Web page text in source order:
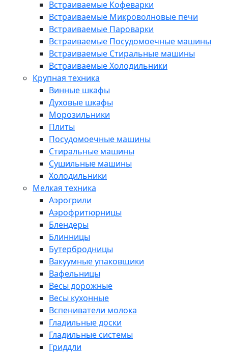
Встраиваемые Кофеварки
Встраиваемые Микроволновые печи
Встраиваемые Пароварки
Встраиваемые Посудомоечные машины
Встраиваемые Стиральные машины
Встраиваемые Холодильники
Крупная техника
Винные шкафы
Духовые шкафы
Морозильники
Плиты
Посудомоечные машины
Стиральные машины
Сушильные машины
Холодильники
Мелкая техника
Аэрогрили
Аэрофритюрницы
Блендеры
Блинницы
Бутербродницы
Вакуумные упаковщики
Вафельницы
Весы дорожные
Весы кухонные
Вспениватели молока
Гладильные доски
Гладильные системы
Гриддли